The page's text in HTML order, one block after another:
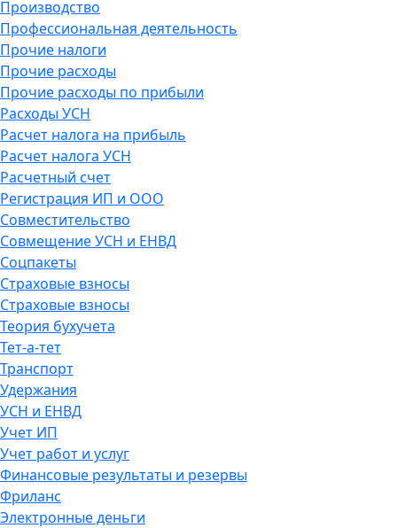
Производство
Профессиональная деятельность
Прочие налоги
Прочие расходы
Прочие расходы по прибыли
Расходы УСН
Расчет налога на прибыль
Расчет налога УСН
Расчетный счет
Регистрация ИП и ООО
Совместительство
Совмещение УСН и ЕНВД
Соцпакеты
Страховые взносы
Страховые взносы
Теория бухучета
Тет-а-тет
Транспорт
Удержания
УСН и ЕНВД
Учет ИП
Учет работ и услуг
Финансовые результаты и резервы
Фриланс
Электронные деньги